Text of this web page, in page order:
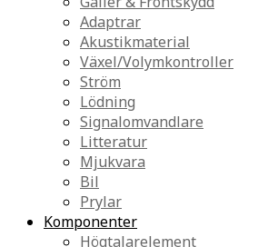
Adaptrar
Akustikmaterial
Växel/Volymkontroller
Ström
Lödning
Signalomvandlare
Litteratur
Mjukvara
Bil
Prylar
Komponenter
Högtalarelement